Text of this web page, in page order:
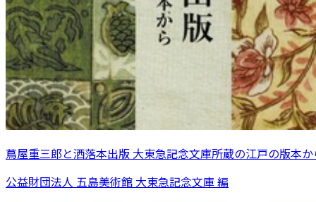
蔦屋重三郎と洒落本出版 大東急記念文庫所蔵の江戸の版本
公益財団法人 五島美術館 大東急記念文庫 編